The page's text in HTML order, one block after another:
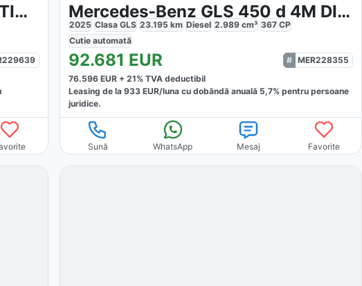
Mercedes-Benz GLS 450 4MATIC AMG Mercedes-Benz GLS 450 d 4M DISTRONIC PANO HUD MASSAG
2025 Clasa GLS 23.195 km Diesel 2.989cm³ 367CP
Cutie automată
92.681 EUR
MER228355
76.596EUR + 21% TVA deductibil
Leasing de la 933EUR/lunacu dobăndă anuală 5,7% pentru persoane
juridice.
Sună WhatsApp Mesaj Favorite